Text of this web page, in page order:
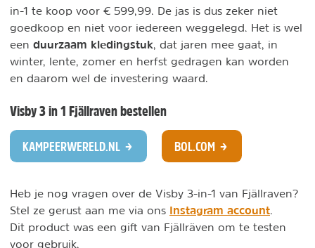
in-1 te koop voor € 599,99. De jas is dus zeker niet
goedkoop en niet voor iedereen weggelegd. Het is wel
een duurzaam kledingstuk , dat jaren mee gaat, in
winter, lente, zomer en herfst gedragen kan worden
en daarom wel de investering waard.
Visby 3 in 1 Fjällraven bestellen
KAMPEERWERELD.NL BOL.COM
Heb je nog vragen over de Visby 3-in-1 van Fjällraven?
Stel ze gerust aan me via ons Instagram account
Dit product was een gift van Fjällräven om te testen
voor gebruik.